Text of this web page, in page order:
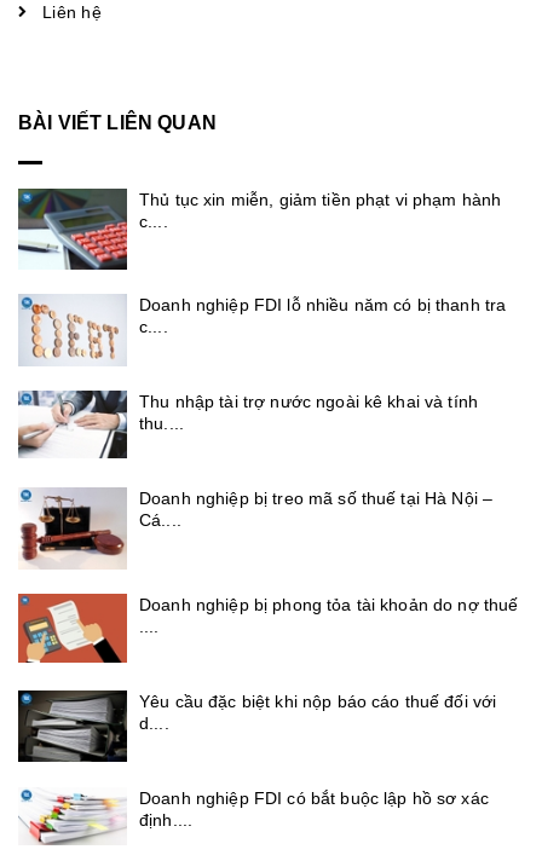
Liên hệ
BÀI VIẾT LIÊN QUAN
Thủ tục xin miễn, giảm tiền phạt vi phạm hành
c....
Doanh nghiệp FDI lỗ nhiều năm có bị thanh tra
c....
Thu nhập tài trợ nước ngoài kê khai và tính
thu....
Doanh nghiệp bị treo mã số thuế tại Hà Nội –
Cá....
Doanh nghiệp bị phong tỏa tài khoản do nợ thuế
Yêu cầu đặc biệt khi nộp báo cáo thuế đối với
d....
Doanh nghiệp FDI có bắt buộc lập hồ sơ xác
định....